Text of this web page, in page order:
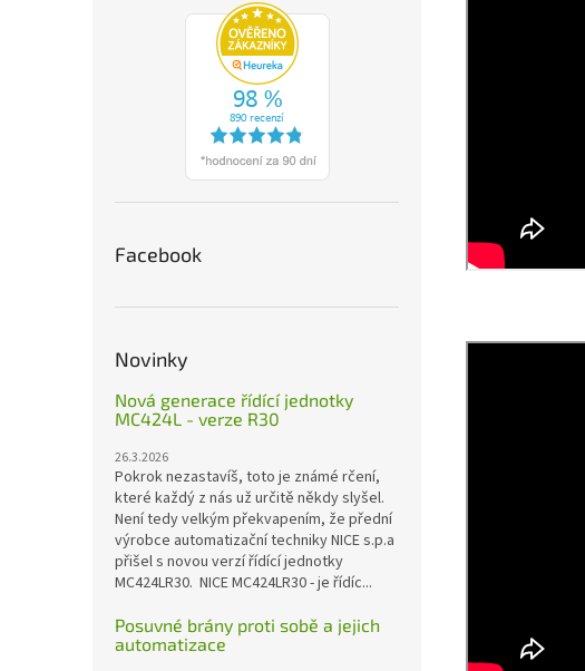
Facebook
Novinky
Nová generace řídící jednotky
MC424L - verze R30
26.3.2026
Pokrok nezastavíš, toto je známé rčení,
které každý z nás už určitě někdy slyšel.
Není tedy velkým překvapením, že přední
výrobce automatizační techniky NICE s.p.a
přišel s novou verzí řídící jednotky
MC424LR30. NICE MC424LR30 - je řídíc...
Posuvné brány proti sobě a jejich
automatizace